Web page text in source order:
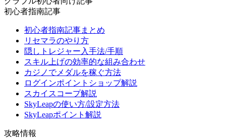
初心者指南記事
初心者指南記事まとめ
リセマラのやり方
隠しトレジャー入手法/手順
スキル上げの効率的な組み合わせ
カジノでメダルを稼ぐ方法
ログインポイントショップ解説
スカイスコープ解説
SkyLeapの使い方/設定方法
SkyLeapポイント解説
攻略情報